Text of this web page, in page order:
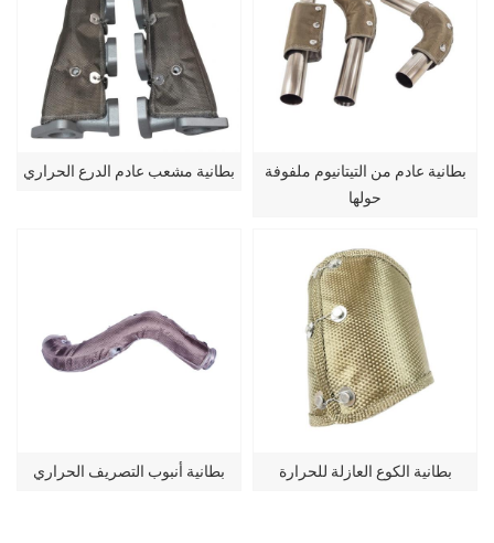
بطانية مشعب عادم الدرع الحراري
بطانية عادم من التيتانيوم ملفوفة
حولها
بطانية أنبوب التصريف الحراري بطانية الكوع العازلة للحرارة